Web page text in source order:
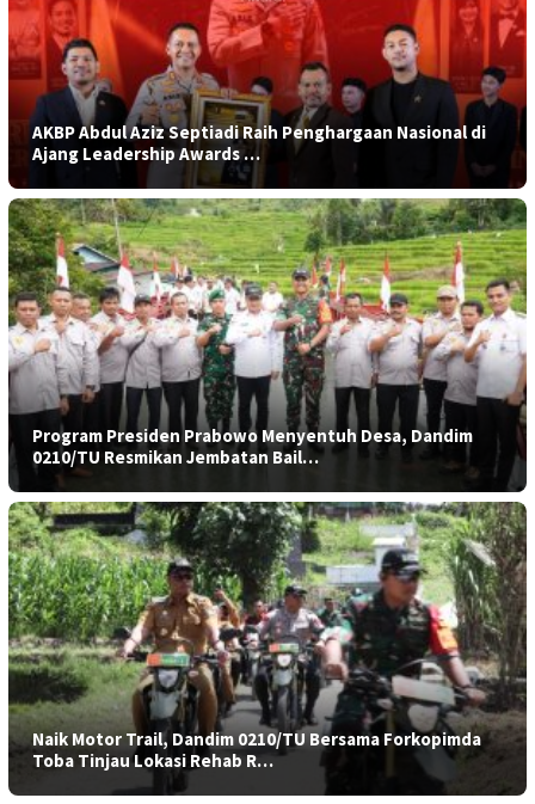
AKBP Abdul Aziz Septiadi Raih Penghargaan Nasional di
Ajang Leadership Awards …
Program Presiden Prabowo Menyentuh Desa, Dandim
0210/TU Resmikan Jembatan Bail…
Naik Motor Trail, Dandim 0210/TU Bersama Forkopimda
Toba Tinjau Lokasi Rehab R…